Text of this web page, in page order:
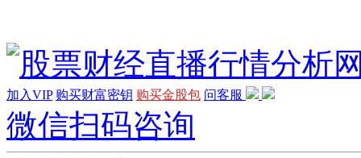
加入VIP 购买财富密钥 购买金股包 问客服
微信扫码咨询